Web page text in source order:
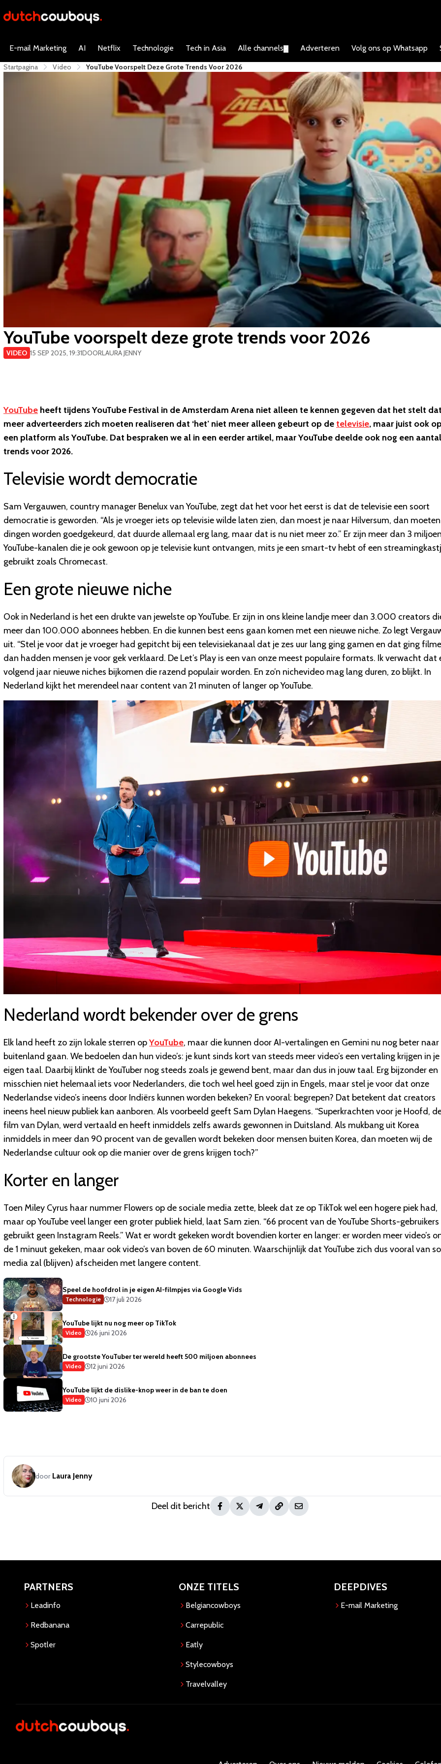
E-mail Marketing AI Netflix Technologie Tech in Asia Alle channels Adverteren Volg ons op Whatsapp
Startpagina Video YouTube Voorspelt Deze Grote Trends Voor 2026
YouTube voorspelt deze grote trends voor 2026
VIDEO 15 SEP 2025, 19:31DOORLAURA JENNY
YouTube heeft tijdens YouTube Festival in de Amsterdam Arena niet alleen te kennen gegeven dat het stelt
meer adverteerders zich moeten realiseren dat ‘het’ niet meer alleen gebeurt op detelevisie, maar juist ook
een platform als YouTube. Dat bespraken we al in een eerder artikel, maar YouTube deelde ook nog een aantal
trends voor 2026.
Televisie wordt democratie
Sam Vergauwen, country manager Benelux van YouTube, zegt dat het voor het eerst is dat de televisie een soort
democratie is geworden. “Als je vroeger iets op televisie wilde laten zien, dan moest je naar Hilversum, dan moeten
dingen worden goedgekeurd, dat duurde allemaal erg lang, maar dat is nu niet meer zo.” Er zijn meer dan 3
YouTube-kanalen die je ook gewoon op je televisie kunt ontvangen, mits je een smart-tv hebt of een
gebruikt zoals Chromecast.
Een grote nieuwe niche
Ook in Nederland is het een drukte van jewelste op YouTube. Er zijn in ons kleine landje meer dan 3.000 creators
meer dan 100.000 abonnees hebben. En die kunnen best eens gaan komen met een nieuwe niche. Zo legt
uit. “Stel je voor dat je vroeger had gepitcht bij een televisiekanaal dat je zes uur lang ging gamen en dat ging
dan hadden mensen je voor gek verklaard. De Let’s Play is een van onze meest populaire formats. Ik verwacht dat
volgend jaar nieuwe niches bijkomen die razend populair worden. En zo’n nichevideo mag lang duren, zo blijkt. In
Nederland kijkt het merendeel naar content van 21 minuten of langer op YouTube.
Nederland wordt bekender over de grens
Elk land heeft zo zijn lokale sterren opYouTube, maar die kunnen door AI-vertalingen en Gemini nu nog beter
buitenland gaan. We bedoelen dan hun video’s: je kunt sinds kort van steeds meer video’s een vertaling krijgen in je
eigen taal. Daarbij klinkt de YouTuber nog steeds zoals je gewend bent, maar dan dus in jouw taal. Erg bijzonder en
misschien niet helemaal iets voor Nederlanders, die toch wel heel goed zijn in Engels, maar stel je voor dat onze
Nederlandse video’s ineens door Indiërs kunnen worden bekeken? En vooral: begrepen? Dat betekent dat creators
ineens heel nieuw publiek kan aanboren. Als voorbeeld geeft Sam Dylan Haegens. “Superkrachten voor je Hoofd,
film van Dylan, werd vertaald en heeft inmiddels zelfs awards gewonnen in Duitsland. Als mukbang uit Korea
inmiddels in meer dan 90 procent van de gevallen wordt bekeken door mensen buiten Korea, dan moeten wij de
Nederlandse cultuur ook op die manier over de grens krijgen toch?”
Korter en langer
Toen Miley Cyrus haar nummer Flowers op de sociale media zette, bleek dat ze op TikTok wel een hogere piek had,
maar op YouTube veel langer een groter publiek hield, laat Sam zien. “66 procent van de YouTube Shorts-gebruikers
gebruikt geen Instagram Reels.” Wat er wordt gekeken wordt bovendien korter en langer: er worden meer video’s
de 1 minuut gekeken, maar ook video’s van boven de 60 minuten. Waarschijnlijk dat YouTube zich dus vooral van
media zal (blijven) afscheiden met langere content.
Speel de hoofdrol in je eigen AI-filmpjes via Google Vids
Technologie 17 juli 2026
YouTube lijkt nu nog meer op TikTok
Video 26 juni 2026
De grootste YouTuber ter wereld heeft 500 miljoen abonnees
Video 12 juni 2026
YouTube lijkt de dislike-knop weer in de ban te doen
Video 10 juni 2026
door Laura Jenny
Deel dit bericht
PARTNERS
Leadinfo
Redbanana
Spotler
ONZE TITELS
Belgiancowboys
Carrepublic
Eatly
Stylecowboys
Travelvalley
DEEPDIVES
E-mail Marketing